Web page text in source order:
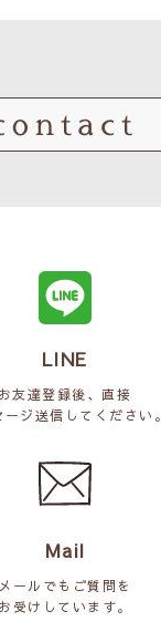
LINE
お友達登録後、直接
ージ送信してください。
Mail
メールでもご質問を
お受けしています。